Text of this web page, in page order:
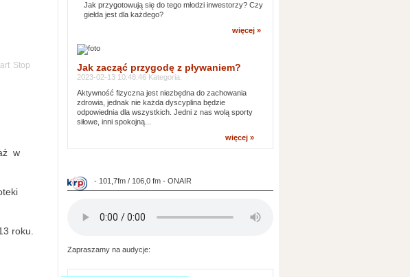
Stop
w
roku.
Jak przygotowują się do tego młodzi inwestorzy? Czy
giełda jest dla każdego?
więcej »
Jak zacząć przygodę z pływaniem?
2023-02-13 10:48:46 Kategoria:
Aktywność fizyczna jest niezbędna do zachowania
zdrowia, jednak nie każda dyscyplina będzie
odpowiednia dla wszystkich. Jedni z nas wolą sporty
siłowe, inni spokojną...
więcej »
- 101,7fm / 106,0 fm - ONAIR
Zapraszamy na audycje: